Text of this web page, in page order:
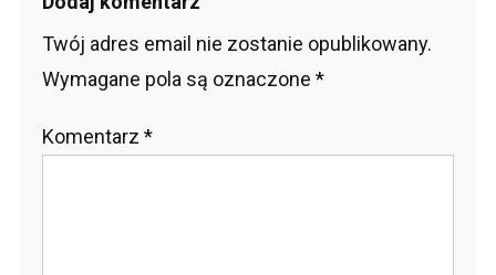
Twój adres email nie zostanie opublikowany.
Wymagane pola są oznaczone *
Komentarz *